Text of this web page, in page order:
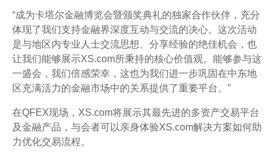
“成为卡塔尔金融博览会暨颁奖典礼的独家合作伙伴，充分
体现了我们支持金融界深度互动与交流的决心。这次活动
是与地区内专业人士交流思想、分享经验的绝佳机会，也
让我们能够展示XS.com所秉持的核心价值观。能够参与这
一盛会，我们倍感荣幸，这也为我们进一步巩固在中东地
区充满活力的金融市场中的关系提供了重要平台。”
在QFEX现场，XS.com将展示其最先进的多资产交易平台
及金融产品，与会者可以亲身体验XS.com解决方案如何助
力优化交易流程。